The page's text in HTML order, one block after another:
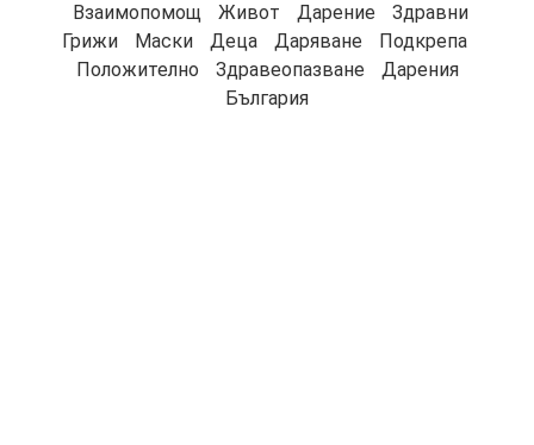
Взаимопомощ
Живот Дарение
Здравни
Грижи
Маски Деца Даряване
Подкрепа
Положително
Здравеопазване
Дарения
България